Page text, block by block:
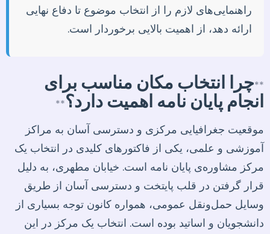
راهنمایی‌های لازم را از انتخاب موضوع تا دفاع نهایی
ارائه دهد، از اهمیت بالایی برخوردار است.
**چرا انتخاب مکان مناسب برای
انجام پایان نامه اهمیت دارد؟**
موقعیت جغرافیایی مرکزی و دسترسی آسان به مراکز
آموزشی و علمی، یکی از فاکتورهای کلیدی در انتخاب یک
مرکز مشاوره‌ی پایان نامه است. خیابان مطهری، به دلیل
قرار گرفتن در قلب پایتخت و دسترسی آسان از طریق
وسایل حمل‌ونقل عمومی، همواره کانون توجه بسیاری از
دانشجویان و اساتید بوده است. انتخاب یک مرکز در این